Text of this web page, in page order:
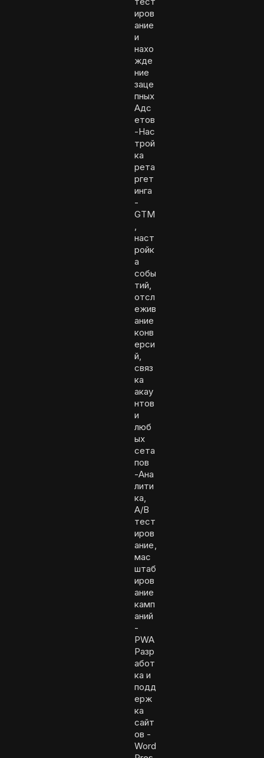
иров
ание
и
нахо
жде
ние
заце
пных
Адс
етов
-Нас
трой
ка
рета
ргет
инга
-
GTM
,
наст
ройк
а
собы
тий,
отсл
ежив
ание
конв
ерси
й,
связ
ка
акау
нтов
и
люб
ых
сета
пов
-Ана
лити
ка,
A/B
тест
иров
ание,
мас
штаб
иров
ание
камп
аний
-
PWA
Разр
абот
ка и
подд
ерж
ка
сайт
ов -
Word